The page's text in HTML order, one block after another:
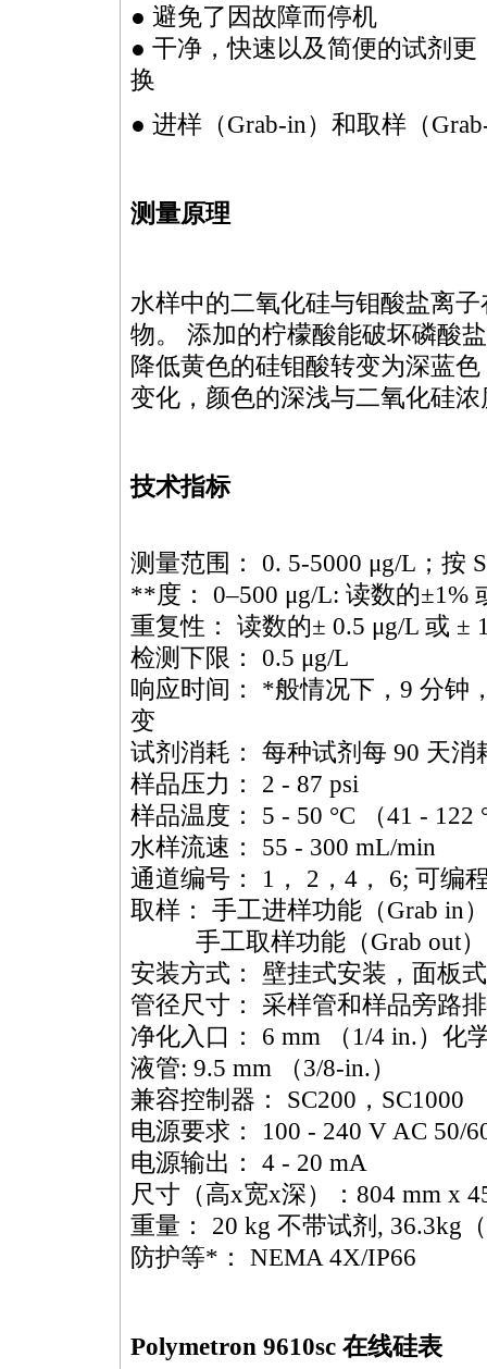
● 避免了因故障而停机
● 干净，快速以及简便的试剂更
换
● 进样（Grab-in）和取样（
测量原理
水样中的二氧化硅与钼酸盐离
物。 添加的柠檬酸能破坏磷酸
降低黄色的硅钼酸转变为深蓝
变化，颜色的深浅与二氧化硅
技术指标
测量范围： 0. 5-5000 μg/L；按
**度： 0–500 μg/L: 读数的±1%
重复性： 读数的± 0.5 μg/L 或 ±
检测下限： 0.5 μg/L
响应时间： *般情况下，9 分钟
变
试剂消耗： 每种试剂每 90 天消
样品压力： 2 - 87 psi
样品温度： 5 - 50 °C （41 - 122
水样流速： 55 - 300 mL/min
通道编号： 1， 2，4， 6; 可编
取样： 手工进样功能（Grab in
手工取样功能（Grab out）
安装方式： 壁挂式安装，面板
管径尺寸： 采样管和样品旁路
净化入口： 6 mm （1/4 in.）化
液管: 9.5 mm （3/8-in.）
兼容控制器： SC200，SC1000
电源要求： 100 - 240 V AC 50/
电源输出： 4 - 20 mA
尺寸（高x宽x深）：804 mm x
重量： 20 kg 不带试剂, 36.3kg
防护等* ： NEMA 4X/IP66
Polymetron 9610sc 在线硅表